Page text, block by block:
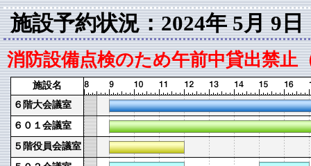
施設予約状況：2024年 5月 9日
消防設備点検のため午前中貸出禁止
施設名
６階大会議室
６０１会議室
５階役員会議室